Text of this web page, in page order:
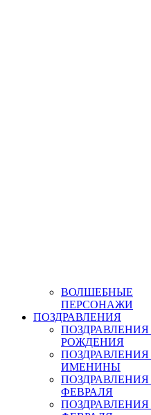
ВОЛШЕБНЫЕ
ПЕРСОНАЖИ
ПОЗДРАВЛЕНИЯ
РОЖДЕНИЯ
ПОЗДРАВЛЕНИЯ
ИМЕНИНЫ
ПОЗДРАВЛЕНИЯ
ФЕВРАЛЯ
ПОЗДРАВЛЕНИЯ